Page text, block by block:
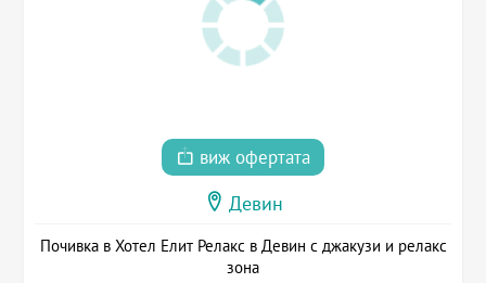
виж офертата
Девин
Почивка в Хотел Елит Релакс в Девин с джакузи и релакс
зона